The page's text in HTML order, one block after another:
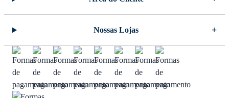
Nossas Lojas